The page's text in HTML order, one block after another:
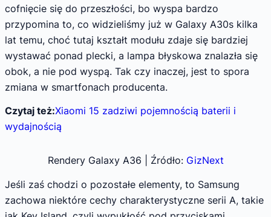
cofnięcie się do przeszłości, bo wyspa bardzo
przypomina to, co widzieliśmy już w Galaxy A30s kilka
lat temu, choć tutaj kształt modułu zdaje się bardziej
wystawać ponad plecki, a lampa błyskowa znalazła się
obok, a nie pod wyspą. Tak czy inaczej, jest to spora
zmiana w smartfonach producenta.
Czytaj też:Xiaomi 15 zadziwi pojemnością baterii i
wydajnością
Rendery Galaxy A36 | Źródło: GizNext
Jeśli zaś chodzi o pozostałe elementy, to Samsung
zachowa niektóre cechy charakterystyczne serii A, takie